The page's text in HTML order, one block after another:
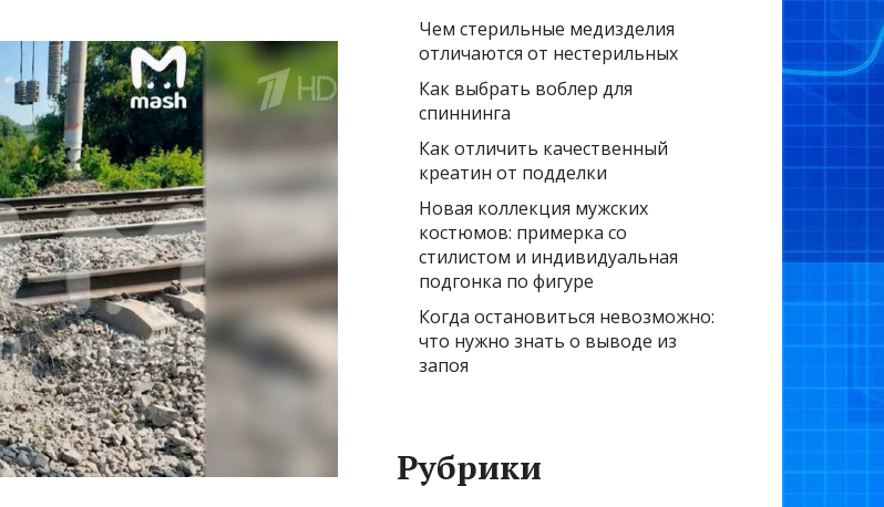
Чем стерильные медизделия
отличаются от нестерильных
Как выбрать воблер для
спиннинга
Как отличить качественный
креатин от подделки
Новая коллекция мужских
костюмов: примерка со
стилистом и индивидуальная
подгонка по фигуре
Когда остановиться невозможно:
что нужно знать о выводе из
запоя
Рубрики